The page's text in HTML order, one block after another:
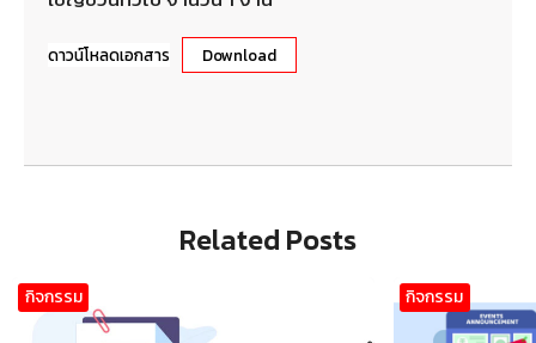
ดาวน์โหลดเอกสาร Download
Related Posts
กิจกรรม กิจกรรม